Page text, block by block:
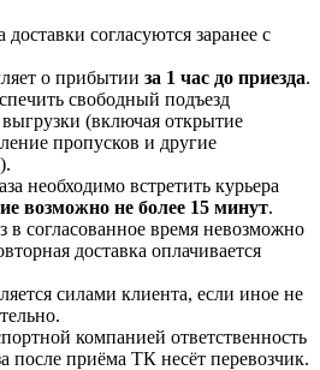
согласуются заранее с
о прибытии за 1 час до приезда.
свободный подъезд
(включая открытие
пропусков и другие
необходимо встретить курьера
возможно не более 15 минут.
в согласованное время невозможно
доставка оплачивается
силами клиента, если иное не
компанией ответственность
после приёма ТК несёт перевозчик.